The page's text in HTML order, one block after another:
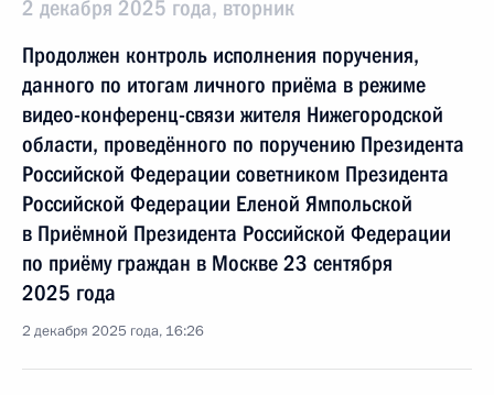
2 декабря 2025 года, вторник
Продолжен контроль исполнения поручения,
данного по итогам личного приёма в режиме
видео-конференц-связи жителя Нижегородской
области, проведённого по поручению Президента
Российской Федерации советником Президента
Российской Федерации Еленой Ямпольской
в Приёмной Президента Российской Федерации
по приёму граждан в Москве 23 сентября
2025 года
2 декабря 2025 года, 16:26